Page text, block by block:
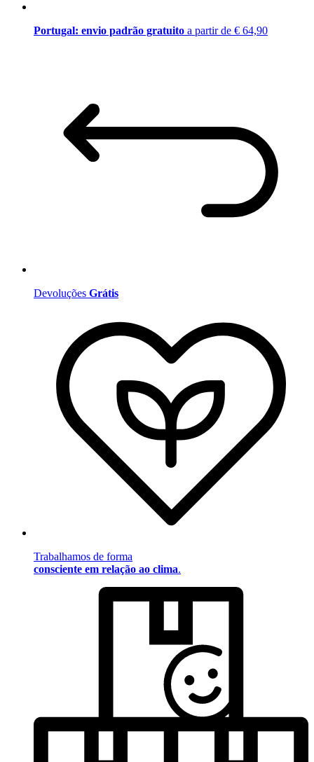
Portugal: envio padrão gratuito a partir de € 64,90
Devoluções Grátis
Trabalhamos de forma
consciente em relação ao clima.